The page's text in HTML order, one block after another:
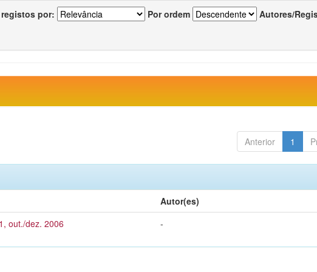
por: Por ordem Autores/
Anterior 1
Autor(es)
out./dez. 2006 -